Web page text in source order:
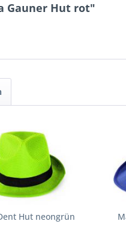
Gauner Hut rot"
Hut neongrün